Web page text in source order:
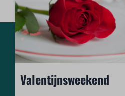
Valentijnsweekend